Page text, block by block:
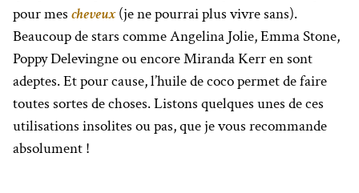
pour mes cheveux(je ne pourrai plus vivre sans).
Beaucoup de stars comme Angelina Jolie, Emma Stone,
Poppy Delevingne ou encore Miranda Kerr en sont
adeptes. Et pour cause, l’huile de coco permet de faire
toutes sortes de choses. Listons quelques unes de ces
utilisations insolites ou pas, que je vous recommande
absolument !